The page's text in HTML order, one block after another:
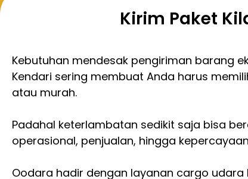
Kirim Paket
Kebutuhan mendesak pengiriman barang
Kendari sering membuat Anda harus
atau murah.
Padahal keterlambatan sedikit saja bisa
operasional, penjualan, hingga
Oodara hadir dengan layanan cargo udara